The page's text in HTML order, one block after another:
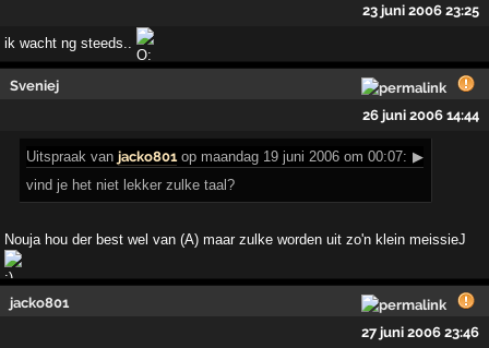
23 juni 2006 23:25
ik wacht ng steeds..
Sveniej
26 juni 2006 14:44
Uitspraak vanjacko801 op maandag 19 juni 2006 om 00:07: ▶
vind je het niet lekker zulke taal?
Nouja hou der best wel van (A) maar zulke worden uit zo'n klein meissieJ
jacko801
27 juni 2006 23:46